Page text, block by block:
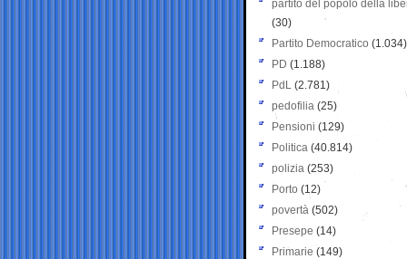
partito del popolo della
(30)
Partito Democratico (1.034)
PD (1.188)
PdL (2.781)
pedofilia (25)
Pensioni (129)
Politica (40.814)
polizia (253)
Porto (12)
povertà (502)
Presepe (14)
Primarie (149)